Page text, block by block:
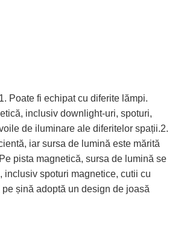
Poate fi echipat cu diferite lămpi.
inclusiv downlight-uri, spoturi,
de iluminare ale diferitelor spații.2.
iar sursa de lumină este mărită
pista magnetică, sursa de lumină se
inclusiv spoturi magnetice, cutii cu
șină adoptă un design de joasă